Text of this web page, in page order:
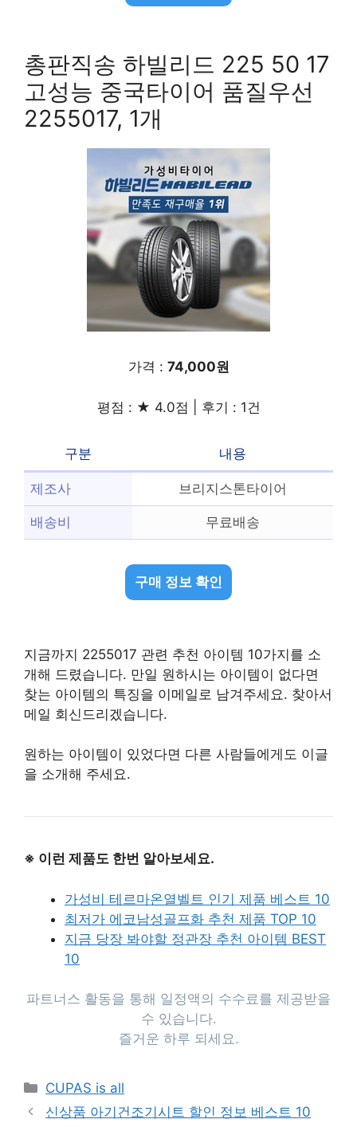
총판직송 하빌리드 225 50 17
고성능 중국타이어 품질우선
2255017, 1개
가격 : 74,000원
평점 : ★ 4.0점 | 후기 : 1건
구분 내용
제조사 브리지스톤타이어
배송비 무료배송
구매 정보 확인
지금까지 2255017 관련 추천 아이템 10가지를 소
개해 드렸습니다. 만일 원하시는 아이템이 없다면
찾는 아이템의 특징을 이메일로 남겨주세요. 찾아서
메일 회신드리겠습니다.
원하는 아이템이 있었다면 다른 사람들에게도 이글
을 소개해 주세요.
※ 이런 제품도 한번 알아보세요.
가성비 테르마온열벨트 인기 제품 베스트 10
최저가 에코남성골프화 추천 제품 TOP 10
지금 당장 봐야할 정관장 추천 아이템 BEST
10
파트너스 활동을 통해 일정액의 수수료를 제공받을
수 있습니다.
즐거운 하루 되세요.
Categories
CUPAS is all
신상품 아기건조기시트 할인 정보 베스트 10